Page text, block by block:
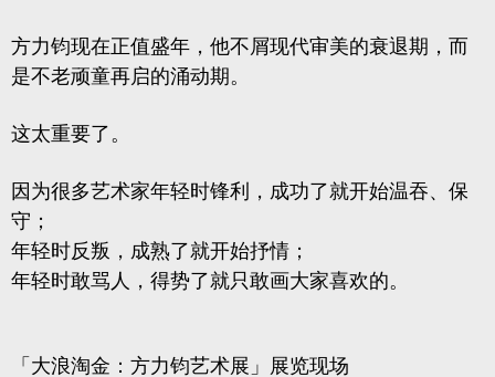
方力钧现在正值盛年，他不屑现代审美的衰退期，而
是不老顽童再启的涌动期。
这太重要了。
因为很多艺术家年轻时锋利，成功了就开始温吞、保
守；
年轻时反叛，成熟了就开始抒情；
年轻时敢骂人，得势了就只敢画大家喜欢的。
「大浪淘金：方力钧艺术展」展览现场